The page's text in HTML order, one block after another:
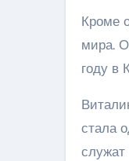
Кроме
мира.
году в
стала